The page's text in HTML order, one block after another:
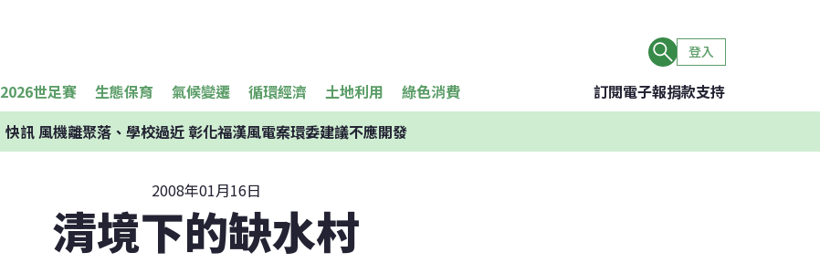
登入
2026世足賽 生態保育 氣候變遷 循環經濟 土地利用 綠色消費 訂閱電子報捐款支持
快訊風機離聚落、學校過近 彰化福漢風電案環委建議不應開發
2008年01月16日
清境下的缺水村